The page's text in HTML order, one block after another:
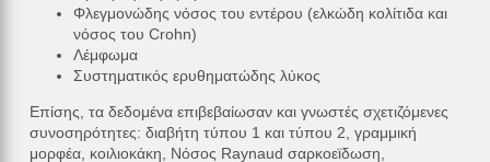
Φλεγμονώδης νόσος του εντέρου (ελκώδη κολίτιδα και
νόσος του Crohn)
Λέμφωμα
Συστηματικός ερυθηματώδης λύκος
Επίσης, τα δεδομένα επιβεβαίωσαν και γνωστές σχετιζόμενες
συνοσηρότητες: διαβήτη τύπου 1 και τύπου 2, γραμμική
μορφέα, κοιλιοκάκη, Νόσος Raynaud σαρκοεϊδωση,